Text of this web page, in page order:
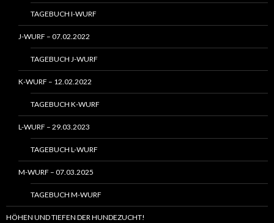
TAGEBUCH I-WURF
J-WURF – 07.02.2022
TAGEBUCH J-WURF
K-WURF – 12.02.2022
TAGEBUCH K-WURF
L-WURF – 29.03.2023
TAGEBUCH L-WURF
M-WURF – 07.03.2025
TAGEBUCH M-WURF
HÖHEN UND TIEFEN DER HUNDEZUCHT!